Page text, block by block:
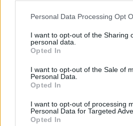
Please note that this website/app
not limited to your visit or usage
grant or deny consent to Google
use your data for below specified
consent section.
Personal Data Processing Opt
I want to opt-out of the Sharing
personal data.
Opted In
I want to opt-out of the Sale of
Personal Data.
Opted In
I want to opt-out of processing
Personal Data for Targeted
Opted In
Vous voulez rester informé ?
EN RAPPORT